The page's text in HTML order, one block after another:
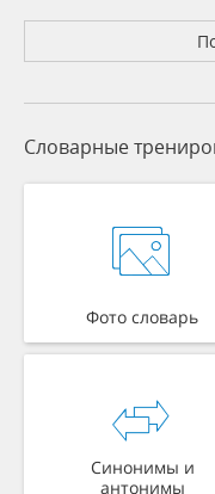
Словарные
Фото словарь
Синонимы и
антонимы